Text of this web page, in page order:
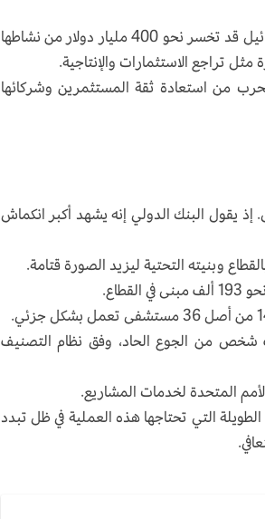
وتشير دراسة صادرة عن مؤسسة «راند» الأمريكية نهاية عام 2023 إلى أن إسرائيل قد تخسر نحو 400 مليار دولار من نشاطها
تراجع الاستثمارات والإنتاجية.
من استعادة ثقة المستثمرين وشركائها
يقول البنك الدولي إنه يشهد أكبر انكماش
وبنيته التحتية ليزيد الصورة قتامة.
تقارير دولية تفشي المجاعة في مدينة غزة، إذ يعاني نحو 514 ألف شخص من الجوع الحاد، وفق نظام التصنيف
التي تحتاجها هذه العملية في ظل تبدد